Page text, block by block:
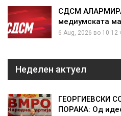
СДСМ
медиумската
6 Aug, 2026 во 10:12
Неделен актуел
ГЕОРГИЕВСКИ
ПОРАКА: Од